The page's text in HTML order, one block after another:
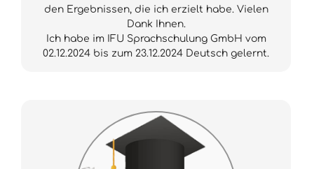
den Ergebnissen, die ich erzielt habe. Vielen
Dank Ihnen.
Ich habe im IFU Sprachschulung GmbH vom
02.12.2024 bis zum 23.12.2024 Deutsch gelernt.